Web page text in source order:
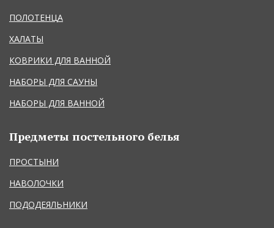
ПОЛОТЕНЦА
ХАЛАТЫ
КОВРИКИ ДЛЯ ВАННОЙ
НАБОРЫ ДЛЯ САУНЫ
НАБОРЫ ДЛЯ ВАННОЙ
Предметы постельного белья
ПРОСТЫНИ
НАВОЛОЧКИ
ПОДОДЕЯЛЬНИКИ